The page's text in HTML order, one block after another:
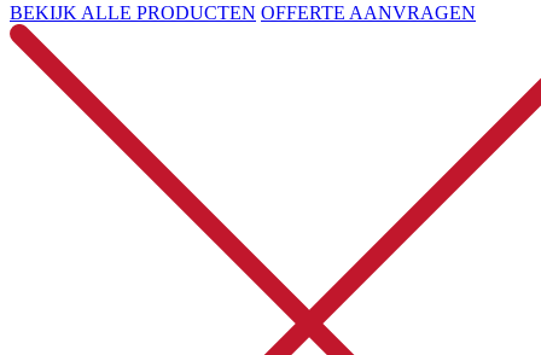
BEKIJK ALLE PRODUCTEN OFFERTE AANVRAGEN